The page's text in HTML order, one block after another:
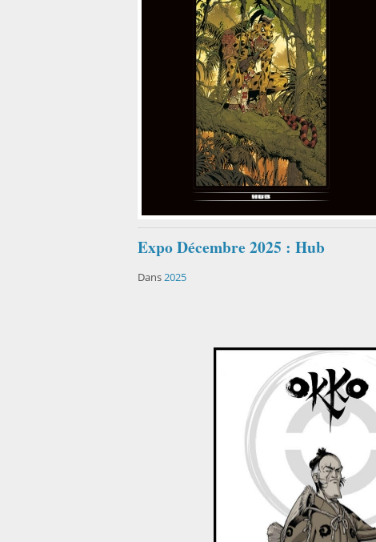
Expo Décembre 2025 : Hub
Dans2025